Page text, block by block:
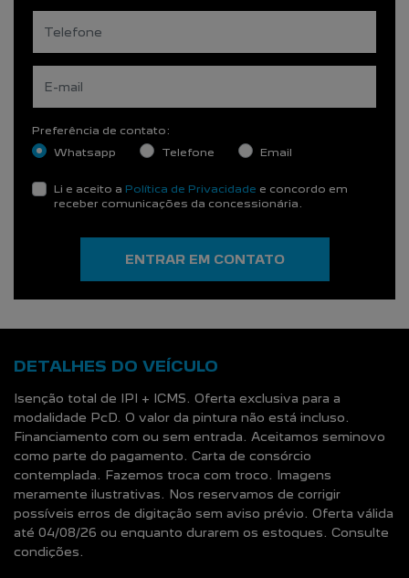
Preferência de contato:
Whatsapp
Telefone Email
Li e aceito a Política de Privacidade e concordo em
receber comunicações da concessionária.
ENTRAR EM CONTATO
DETALHES DO VEÍCULO
Isenção total de IPI + ICMS. Oferta exclusiva para a
modalidade PcD. O valor da pintura não está incluso.
Financiamento com ou sem entrada. Aceitamos seminovo
como parte do pagamento. Carta de consórcio
contemplada. Fazemos troca com troco. Imagens
meramente ilustrativas. Nos reservamos de corrigir
possíveis erros de digitação sem aviso prévio. Oferta válida
até 04/08/26 ou enquanto durarem os estoques. Consulte
condições.